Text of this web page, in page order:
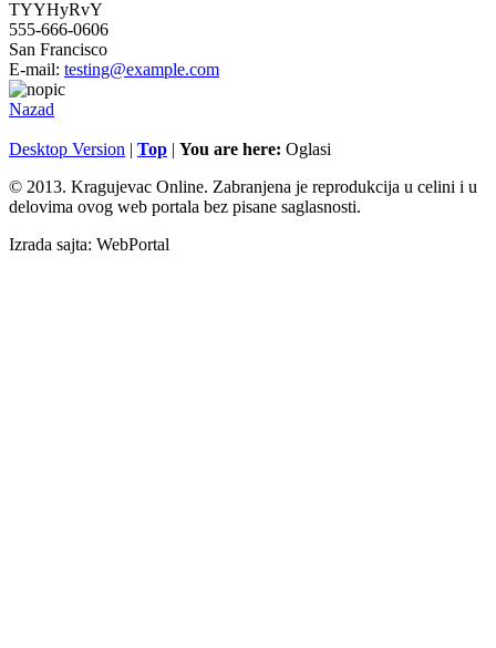
TYYHyRvY
555-666-0606
San Francisco
E-mail: testing@example.com
Nazad
Desktop Version | Top | You are here: Oglasi
© 2013. Kragujevac Online. Zabranjena je reprodukcija u celini i u
delovima ovog web portala bez pisane saglasnosti.
Izrada sajta: WebPortal